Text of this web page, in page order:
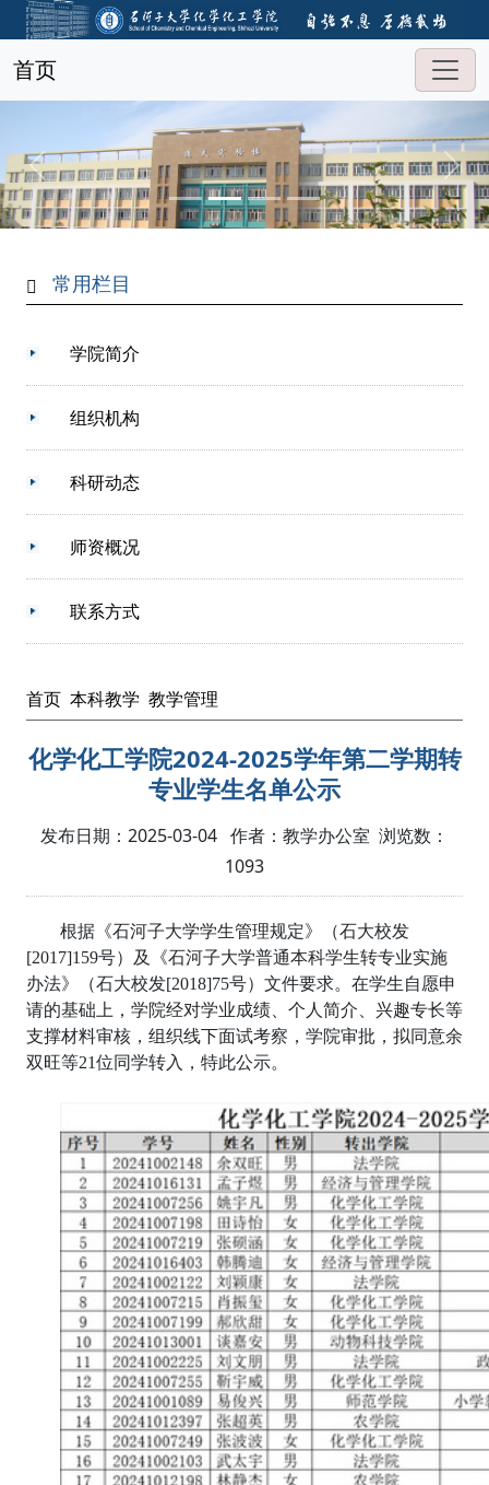
首页
常用栏目
学院简介
组织机构
科研动态
师资概况
联系方式
首页 本科教学 教学管理
化学化工学院2024-2025学年第二学期转
专业学生名单公示
发布日期：2025-03-04 作者：教学办公室 浏览数：
1093
根据《石河子大学学生管理规定》（石大校发
[2017]159号）及《石河子大学普通本科学生转专业实施
办法》（石大校发[2018]75号）文件要求。在学生自愿申
请的基础上，学院经对学业成绩、个人简介、兴趣专长等
支撑材料审核，组织线下面试考察，学院审批，拟同意余
双旺等21位同学转入，特此公示。